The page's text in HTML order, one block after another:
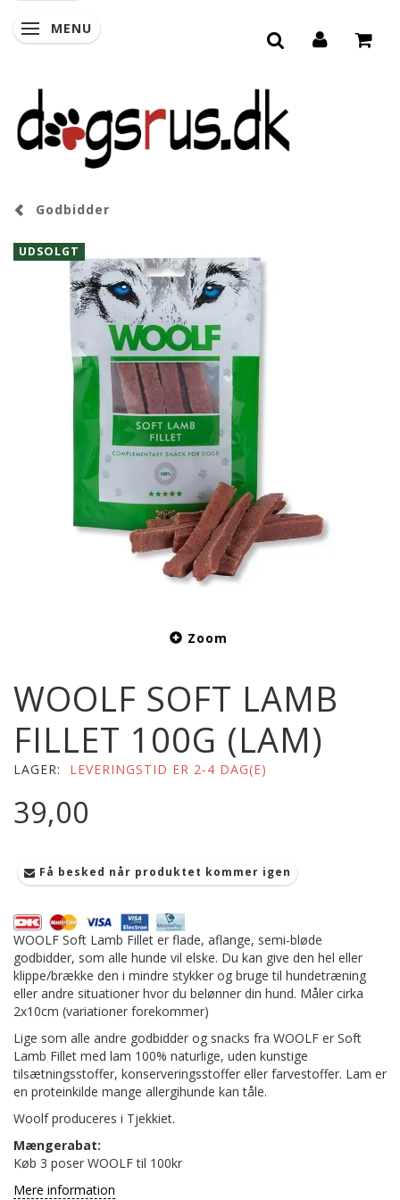
SKIFTE NAVIGATION
MENU
Godbidder
UDSOLGT
Zoom
WOOLF SOFT LAMB
FILLET 100G (LAM)
LAGER: LEVERINGSTID ER 2-4 DAG(E)
39,00
Få besked når produktet kommer igen
WOOLF Soft Lamb Fillet er flade, aflange, semi-bløde
godbidder, som alle hunde vil elske. Du kan give den hel eller
klippe/brække den i mindre stykker og bruge til hundetræning
eller andre situationer hvor du belønner din hund. Måler cirka
2x10cm (variationer forekommer)
Lige som alle andre godbidder og snacks fra WOOLF er Soft
Lamb Fillet med lam 100% naturlige, uden kunstige
tilsætningsstoffer, konserveringsstoffer eller farvestoffer. Lam er
en proteinkilde mange allergihunde kan tåle.
Woolf produceres i Tjekkiet.
Mængerabat:
Køb 3 poser WOOLF til 100kr
Mere information